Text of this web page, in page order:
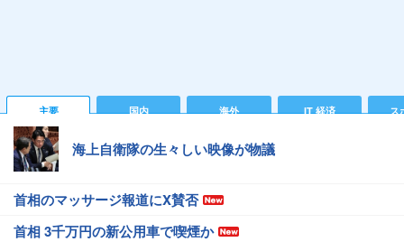
主要 国内 海外 IT 経済 ス
海上自衛隊の生々しい映像が物議
首相のマッサージ報道にX賛否
首相 3千万円の新公用車で喫煙か